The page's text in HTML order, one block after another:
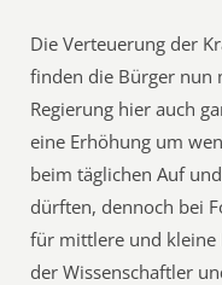
Die Verteuerung der
finden die Bürger nun
Regierung hier auch
eine Erhöhung um
beim täglichen Auf
dürften, dennoch bei
für mittlere und kleine
der Wissenschaftler